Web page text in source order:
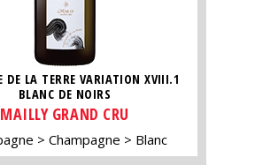
DE LA TERRE VARIATION XVIII.1
BLANC DE NOIRS
MAILLY GRAND CRU
Champagne Blanc